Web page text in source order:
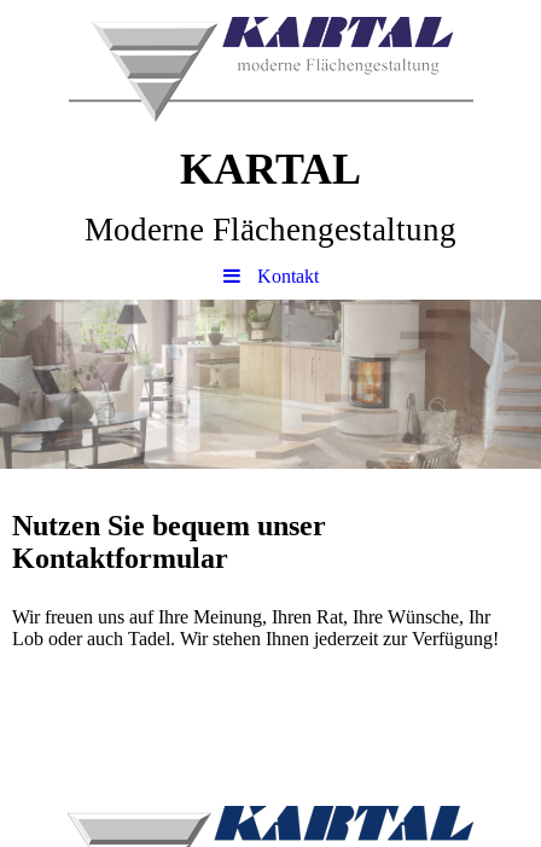
KARTAL
Moderne Flächengestaltung
Kontakt
Nutzen Sie bequem unser
Kontaktformular
Wir freuen uns auf Ihre Meinung, Ihren Rat, Ihre Wünsche, Ihr
Lob oder auch Tadel. Wir stehen Ihnen jederzeit zur Verfügung!